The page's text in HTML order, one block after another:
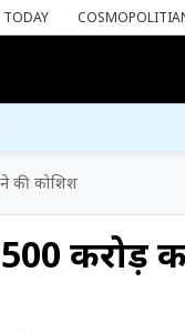
TODAY
की कोशिश
करोड़